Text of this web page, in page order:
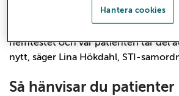
hemprovtagning och skickar sedan
hemtestet och var patienten tar del
nytt, säger Lina Hökdahl, STI-
Så hänvisar du patienter
Hantera cookies